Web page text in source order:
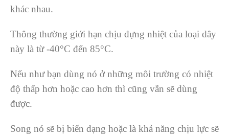
khác nhau.
Thông thường giới hạn chịu đựng nhiệt của loại dây
này là từ -40°C đến 85°C.
Nếu như bạn dùng nó ở những môi trường có nhiệt
độ thấp hơn hoặc cao hơn thì cũng vẫn sẽ dùng
được.
Song nó sẽ bị biến dạng hoặc là khả năng chịu lực sẽ